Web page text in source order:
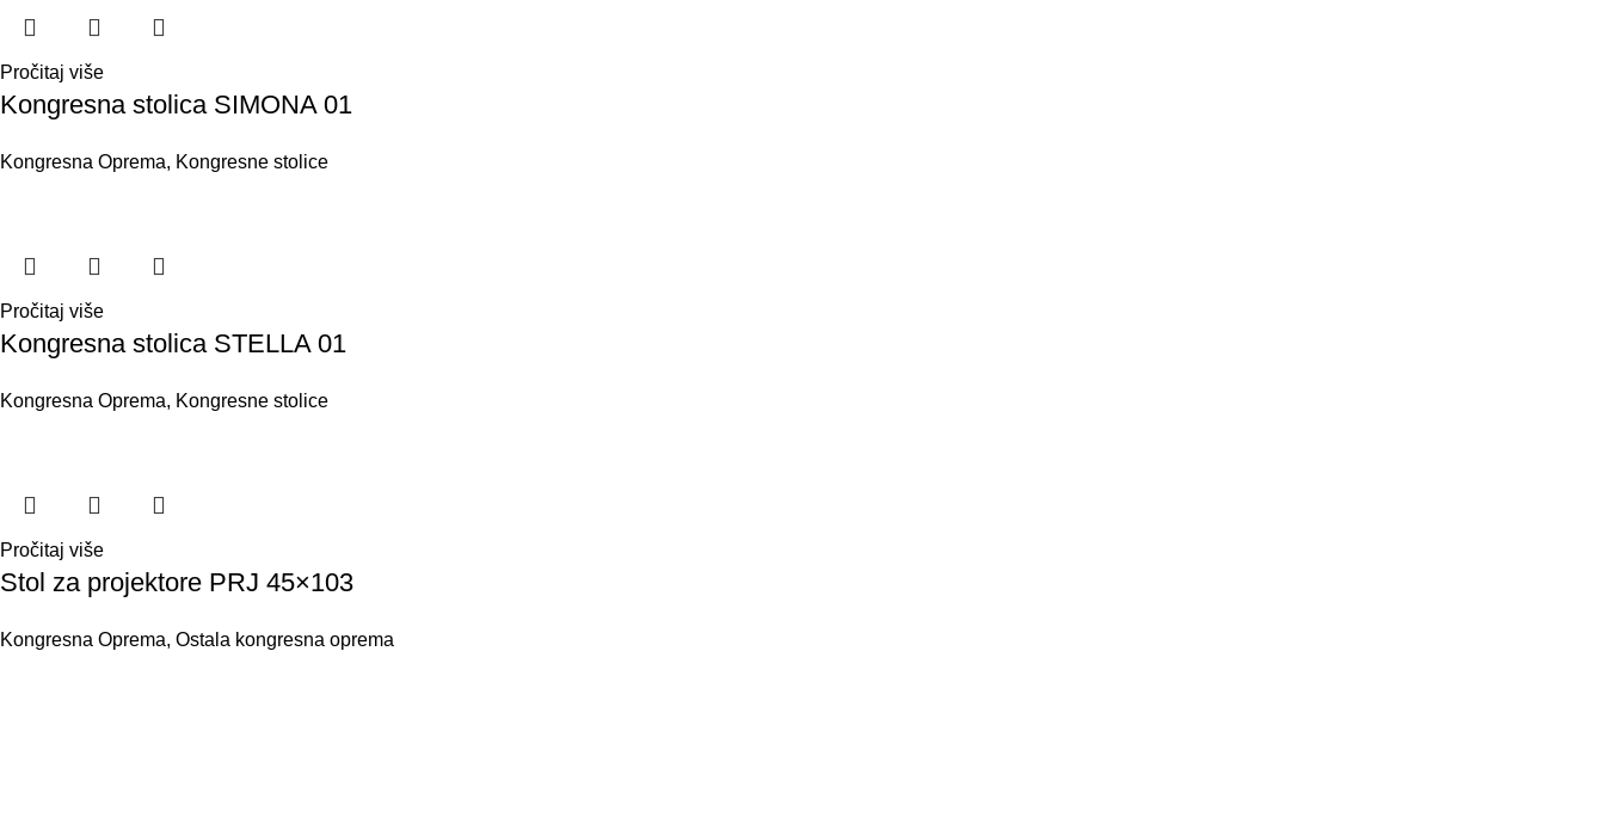
Pročitaj više
Kongresna stolica SIMONA 01
Kongresna Oprema, Kongresne stolice
Pročitaj više
Kongresna stolica STELLA 01
Kongresna Oprema, Kongresne stolice
Pročitaj više
Stol za projektore PRJ 45×103
Kongresna Oprema, Ostala kongresna oprema